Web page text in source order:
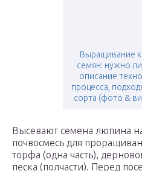
Выращивание
семян: нужно
описание
процесса,
сорта (фото &
Высевают семена люпина
почвосмесь для
торфа (одна часть),
песка (полчасти). Перед